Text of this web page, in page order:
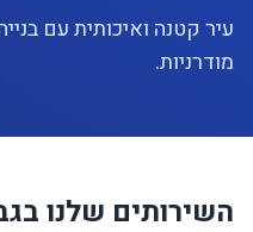
עיר קטנה ואיכותית עם
מודרניות.
השירותים שלנו